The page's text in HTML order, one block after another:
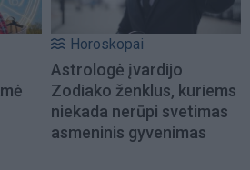
Horoskopai
Astrologė įvardijo
Zodiako ženklus, kuriems
niekada nerūpi svetimas
asmeninis gyvenimas